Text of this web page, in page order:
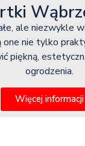
ale niezwykle
one nie tylko
piękną,
ogrodzenia.
Więcej informacji